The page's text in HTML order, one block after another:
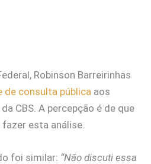
Robinson Barreirinhas
consulta pública aos
CBS. A percepção é de que
esta análise.
foi similar: “Não discuti essa